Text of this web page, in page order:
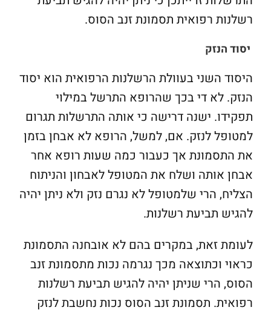
רשלנות רפואית תסמונת זנב הסוס.
יסוד הנזק
היסוד השני בעוולת הרשלנות הרפואית הוא יסוד
הנזק. לא די בכך שהרופא התרשל במילוי
תפקידו. ישנה דרישה כי אותה התרשלות תגרום
למטופל לנזק. אם, למשל, הרופא לא אבחן בזמן
את התסמונת אך כעבור כמה שעות רופא אחר
אבחן אותה ושלח את המטופל לאבחון והניתוח
הצליח, הרי שלמטופל לא נגרם נזק ולא ניתן יהיה
להגיש תביעת רשלנות.
לעומת זאת, במקרים בהם לא אובחנה התסמונת
כראוי וכתוצאה מכך נגרמה נכות מתסמונת זנב
הסוס, הרי שניתן יהיה להגיש תביעת רשלנות
רפואית. תסמונת זנב הסוס נכות נחשבת לנזק